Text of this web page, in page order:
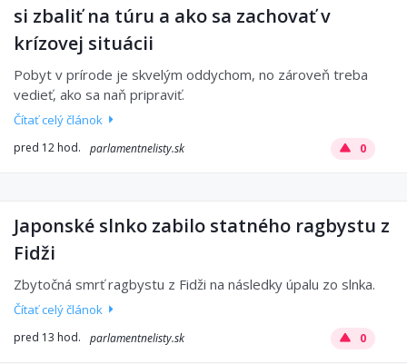
si zbaliť na túru a ako sa zachovať v
krízovej situácii
Pobyt v prírode je skvelým oddychom, no zároveň treba
vedieť, ako sa naň pripraviť.
Čítať celý článok
pred 12 hod. parlamentnelisty.sk 0
Japonské slnko zabilo statného ragbystu z
Fidži
Zbytočná smrť ragbystu z Fidži na následky úpalu zo slnka.
Čítať celý článok
pred 13 hod. parlamentnelisty.sk 0